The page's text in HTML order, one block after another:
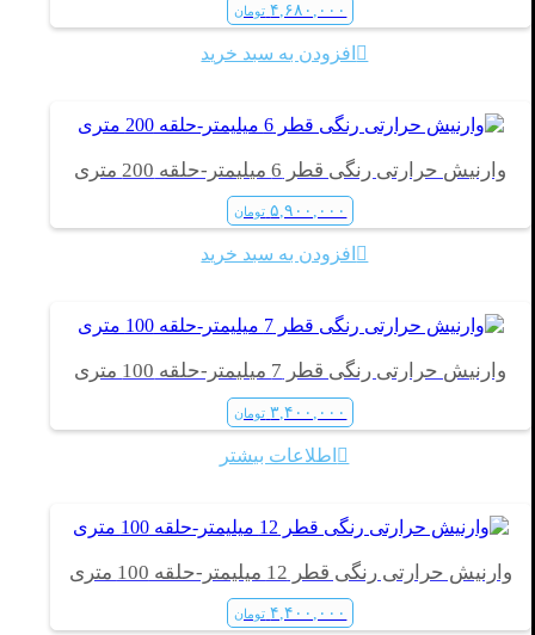
۴,۶۸۰,۰۰۰ تومان
افزودن به سبد خرید
وارنیش حرارتی رنگی قطر 6 میلیمتر-حلقه 200 متری
۵,۹۰۰,۰۰۰ تومان
افزودن به سبد خرید
وارنیش حرارتی رنگی قطر 7 میلیمتر-حلقه 100 متری
۳,۴۰۰,۰۰۰ تومان
اطلاعات بیشتر
وارنیش حرارتی رنگی قطر 12 میلیمتر-حلقه 100 متری
۴,۴۰۰,۰۰۰ تومان